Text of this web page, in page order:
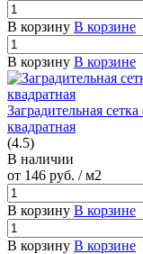
В корзину В корзине
В корзину В корзине
Заградительная
квадратная
(4.5)
В наличии
от 146 руб. / м2
В корзину В корзине
В корзину В корзине